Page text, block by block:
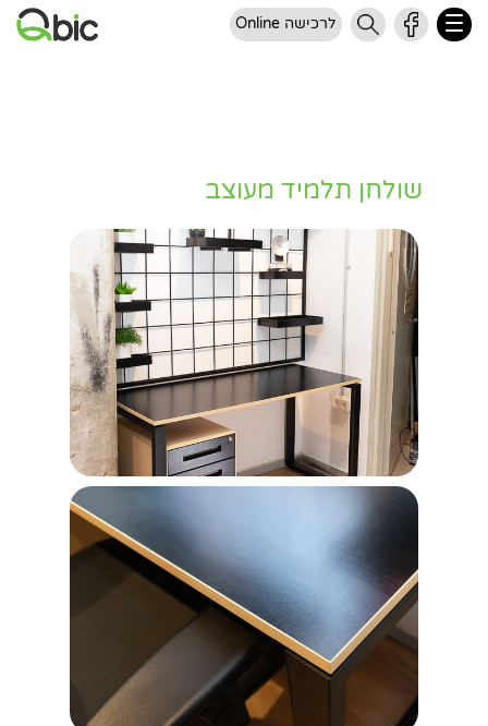
לרכישה Online
שולחן תלמיד מעוצב